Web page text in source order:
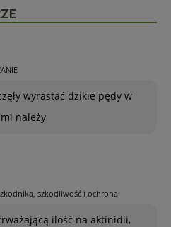
wyrastać dzikie pędy w
należy
szkodliwość i ochrona
ilość na aktinidii,